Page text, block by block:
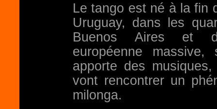
Le tango est né à la fin
Uruguay, dans les
Buenos Aires et
européenne
apporte des
vont rencontrer un
milonga.